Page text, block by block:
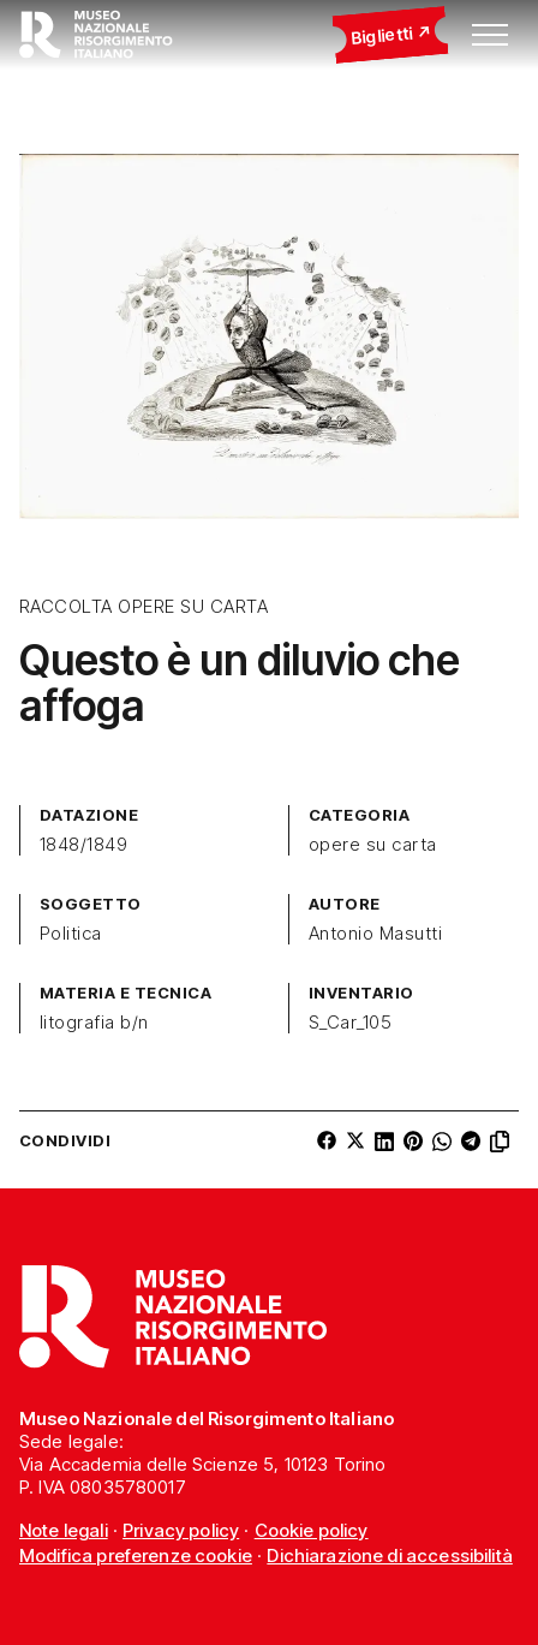
Biglietti
RACCOLTA OPERE SU CARTA
Questo è un diluvio che
affoga
DATAZIONE
1848/1849
CATEGORIA
opere su carta
SOGGETTO
Politica
AUTORE
Antonio Masutti
MATERIA E TECNICA
litografia b/n
INVENTARIO
S_Car_105
CONDIVIDI
Museo Nazionale del Risorgimento Italiano
Sede legale:
Via Accademia delle Scienze 5, 10123 Torino
P. IVA 08035780017
Note legali· Privacy policy · Cookie policy
Modifica preferenze cookie· Dichiarazione di accessibilità